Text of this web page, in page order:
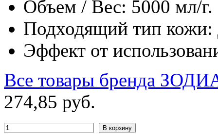
Объем / Вес: 5000 мл/г.
Подходящий тип кожи:
Эффект от
Все товары бренда
274,85 руб.
В корзину